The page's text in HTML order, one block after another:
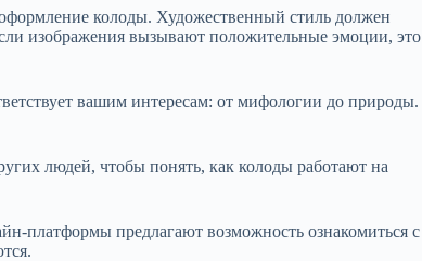
колоды. Художественный стиль должен
изображения вызывают положительные эмоции, это
вашим интересам: от мифологии до природы.
людей, чтобы понять, как колоды работают на
платформы предлагают возможность ознакомиться с